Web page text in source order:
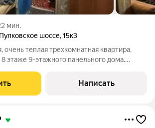
мин.
Пулковское шоссе,15к3
очень теплая трехкомнатная квартира,
этаже 9-этажного панельного дома.
удобство проживания и личное
Написать